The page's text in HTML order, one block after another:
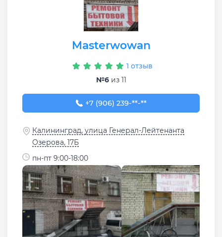
Masterwowan
1 отзыв
№6из 11
+7 (906) 239-72-41
+7 (906) 239-**-**
Калининград, улица Генерал-Лейтенанта
Озерова, 17Б
пн-пт 9:00-18:00